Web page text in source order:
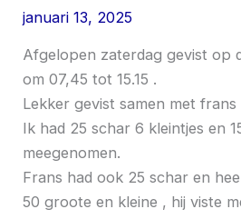
januari 13, 2025
Afgelopen zaterdag gevist op
om 07,45 tot 15.15 .
Lekker gevist samen met
Ik had 25 schar 6 kleintjes en
meegenomen.
Frans had ook 25 schar en
50 groote en kleine , hij viste